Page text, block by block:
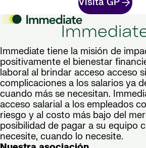
Visita GP
Immediate tiene la misión de
positivamente el bienestar
laboral al brindar acceso acceso
complicaciones a los salarios ya
cuando más se necesitan.
acceso salarial a los empleados
riesgo y al costo más bajo del
posibilidad de pagar a su equipo
necesite, cuando lo necesite.